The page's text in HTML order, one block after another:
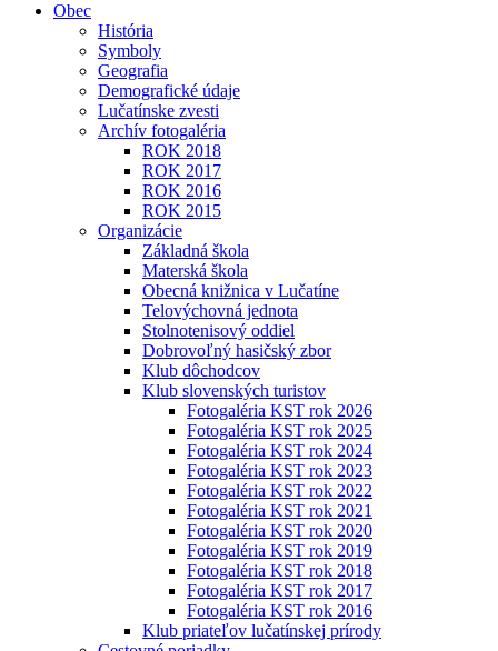
Obec
História
Symboly
Geografia
Demografické údaje
Lučatínske zvesti
Archív fotogaléria
ROK 2018
ROK 2017
ROK 2016
ROK 2015
Organizácie
Základná škola
Materská škola
Obecná knižnica v Lučatíne
Telovýchovná jednota
Stolnotenisový oddiel
Dobrovoľný hasičský zbor
Klub dôchodcov
Klub slovenských turistov
Fotogaléria KST rok 2026
Fotogaléria KST rok 2025
Fotogaléria KST rok 2024
Fotogaléria KST rok 2023
Fotogaléria KST rok 2022
Fotogaléria KST rok 2021
Fotogaléria KST rok 2020
Fotogaléria KST rok 2019
Fotogaléria KST rok 2018
Fotogaléria KST rok 2017
Fotogaléria KST rok 2016
Klub priateľov lučatínskej prírody